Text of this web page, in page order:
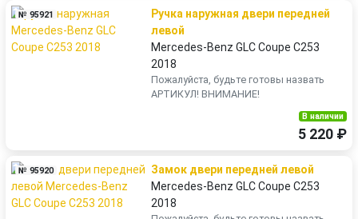
№ 95921
Ручка наружная двери передней
левой
Mercedes-Benz GLC Coupe C253
2018
Пожалуйста, будьте готовы назвать
АРТИКУЛ! ВНИМАНИЕ!
В наличии
5 220 ₽
№ 95920
Замок двери передней левой
Mercedes-Benz GLC Coupe C253
2018